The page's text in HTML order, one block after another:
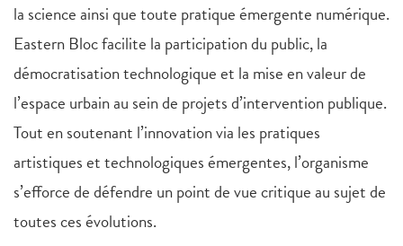
la science ainsi que toute pratique émergente numérique.
Eastern Bloc facilite la participation du public, la
démocratisation technologique et la mise en valeur de
l’espace urbain au sein de projets d’intervention publique.
Tout en soutenant l’innovation via les pratiques
artistiques et technologiques émergentes, l’organisme
s’efforce de défendre un point de vue critique au sujet de
toutes ces évolutions.